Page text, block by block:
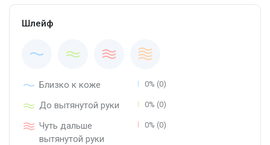
Шлейф
Близко к коже 0% (0)
До вытянутой руки 0% (0)
Чуть дальше
вытянутой руки
0% (0)